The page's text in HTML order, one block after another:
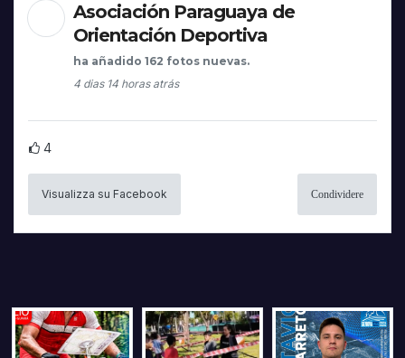
Asociación Paraguaya de
Orientación Deportiva
ha añadido 162 fotos nuevas.
4 dias 14 horas atrás
4
Visualizza su Facebook Condividere